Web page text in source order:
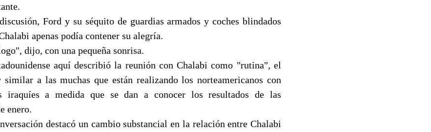
Ford y su séquito de guardias armados y coches blindados
apenas podía contener su alegría.
dijo, con una pequeña sonrisa.
aquí describió la reunión con Chalabi como "rutina", el
a las muchas que están realizando los norteamericanos con
iraquíes a medida que se dan a conocer los resultados de las
enero.
destacó un cambio substancial en la relación entre Chalabi